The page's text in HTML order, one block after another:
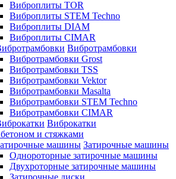
Виброплиты TOR
Виброплиты STEM Techno
Виброплиты DIAM
Виброплиты CIMAR
Вибротрамбовки
Вибротрамбовки Grost
Вибротрамбовки TSS
Вибротрамбовки Vektor
Вибротрамбовки Masalta
Вибротрамбовки STEM Techno
Вибротрамбовки CIMAR
Виброкатки
и стяжками
Затирочные машины
Однороторные затирочные машины
Двухроторные затирочные машины
Затирочные диски